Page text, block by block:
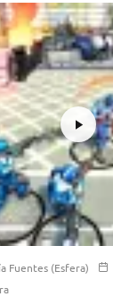
Fuentes (Esfera)